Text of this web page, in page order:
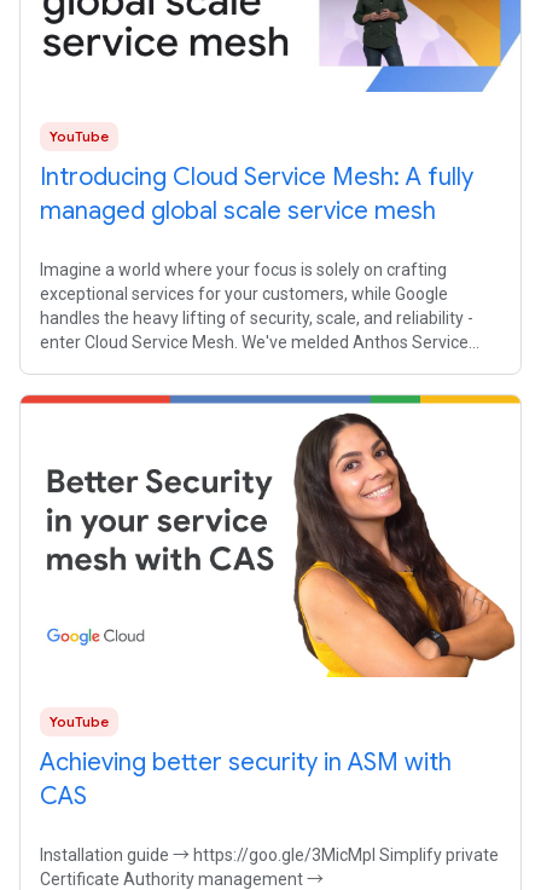
YouTube
Introducing Cloud Service Mesh: A fully
managed global scale service mesh
Imagine a world where your focus is solely on crafting
exceptional services for your customers, while Google
handles the heavy lifting of security, scale, and reliability -
enter Cloud Service Mesh. We've melded Anthos Service
YouTube
Achieving better security in ASM with
CAS
Installation guide → https://goo.gle/3MicMpI Simplify private
Certificate Authority management →